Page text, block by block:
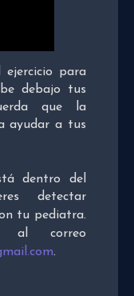
ejercicio para
debajo tus
que la
ayudar a tus
dentro del
detectar
tu pediatra.
al correo
.